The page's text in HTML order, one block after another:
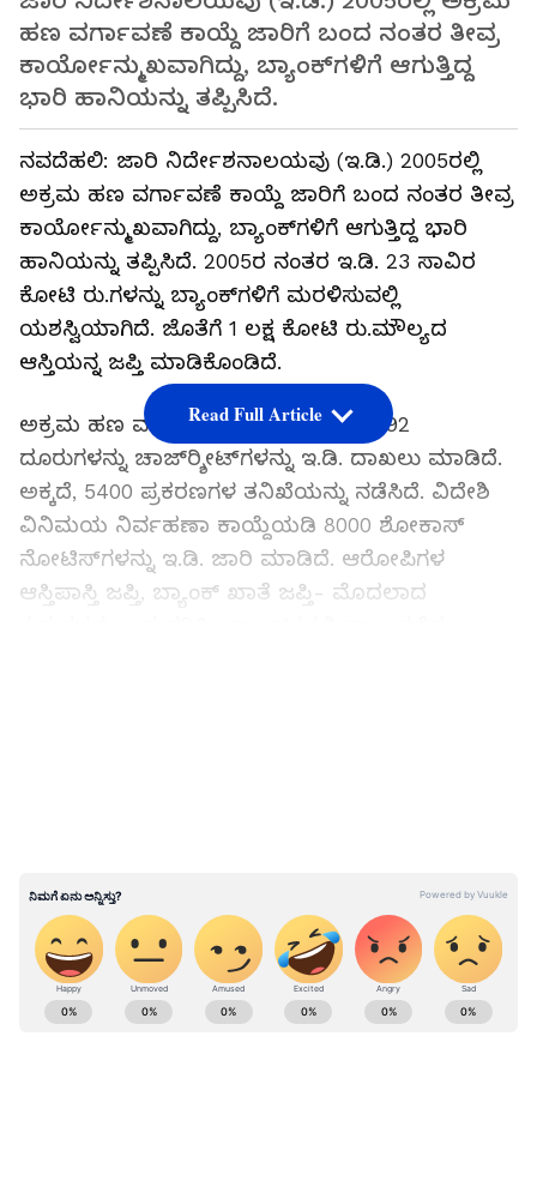
ಹಣ ವರ್ಗಾವಣೆ ಕಾಯ್ದೆ ಜಾರಿಗೆ ಬಂದ ನಂತರ ತೀವ್ರ
ಕಾರ್ಯೋನ್ಮುಖವಾಗಿದ್ದು, ಬ್ಯಾಂಕ್‌ಗಳಿಗೆ ಆಗುತ್ತಿದ್ದ
ಭಾರಿ ಹಾನಿಯನ್ನು ತಪ್ಪಿಸಿದೆ.
ನವದೆಹಲಿ: ಜಾರಿ ನಿರ್ದೇಶನಾಲಯವು (ಇ.ಡಿ.) 2005ರಲ್ಲಿ
ಅಕ್ರಮ ಹಣ ವರ್ಗಾವಣೆ ಕಾಯ್ದೆ ಜಾರಿಗೆ ಬಂದ ನಂತರ ತೀವ್ರ
ಕಾರ್ಯೋನ್ಮುಖವಾಗಿದ್ದು, ಬ್ಯಾಂಕ್‌ಗಳಿಗೆ ಆಗುತ್ತಿದ್ದ ಭಾರಿ
ಹಾನಿಯನ್ನು ತಪ್ಪಿಸಿದೆ. 2005ರ ನಂತರ ಇ.ಡಿ. 23 ಸಾವಿರ
ಕೋಟಿ ರು.ಗಳನ್ನು ಬ್ಯಾಂಕ್‌ಗಳಿಗೆ ಮರಳಿಸುವಲ್ಲಿ
ಯಶಸ್ವಿಯಾಗಿದೆ. ಜೊತೆಗೆ 1 ಲಕ್ಷ ಕೋಟಿ ರು.ಮೌಲ್ಯದ
ಆಸ್ತಿಯನ್ನ ಜಪ್ತಿ ಮಾಡಿಕೊಂಡಿದೆ.
ಅಕ್ರಮ ಹಣ ವರ್ಗಾವಣೆ ತಡೆ ಕಾಯ್ದೆ ಅಡಿ 992
ದೂರುಗಳನ್ನು ಚಾಜ್‌ರ್‍ಶೀಟ್‌ಗಳನ್ನು ಇ.ಡಿ. ದಾಖಲು ಮಾಡಿದೆ.
ಅಕ್ಕದೆ, 5400 ಪ್ರಕರಣಗಳ ತನಿಖೆಯನ್ನು ನಡೆಸಿದೆ. ವಿದೇಶಿ
ವಿನಿಮಯ ನಿರ್ವಹಣಾ ಕಾಯ್ದೆಯಡಿ 8000 ಶೋಕಾಸ್‌
ನೋಟಿಸ್‌ಗಳನ್ನು ಇ.ಡಿ. ಜಾರಿ ಮಾಡಿದೆ. ಆರೋಪಿಗಳ
ಆಸ್ತಿಪಾಸ್ತಿ ಜಪ್ತಿ, ಬ್ಯಾಂಕ್‌ ಖಾತೆ ಜಪ್ತಿ- ಮೊದಲಾದ
Read Full Article
ABOUT THE AUTHOR